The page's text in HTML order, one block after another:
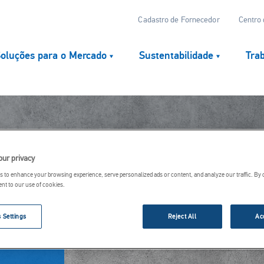
TOP
NAV
Cadastro de Fornecedor Centro
para o Mercado Sustentabilidade
privacy
to enhance your browsing experience, serve personalized ads or content, and analyze our traffic. By
to our use of cookies.
Settings Reject All